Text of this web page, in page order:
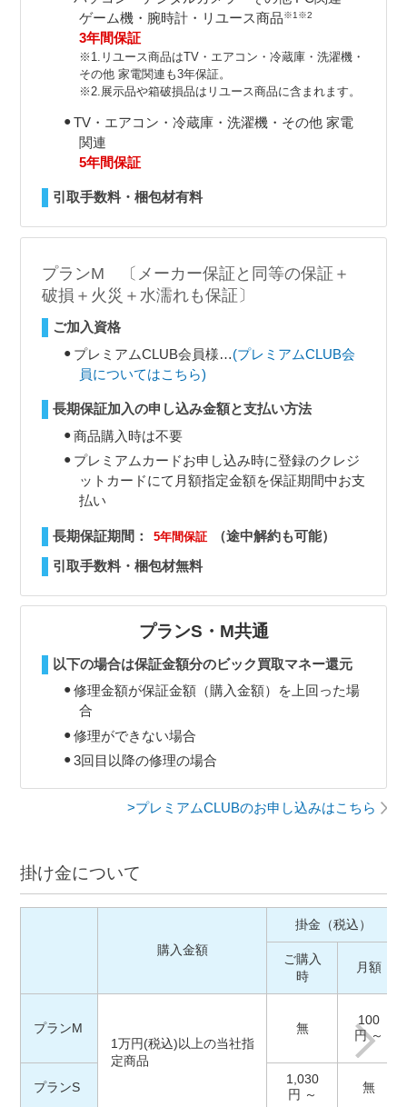
ゲーム機・腕時計・リユース商品※1 ※2
3年間保証
※1.リユース商品はTV・エアコン・冷蔵庫・洗濯機・
その他 家電関連も3年保証。
※2.展示品や箱破損品はリユース商品に含まれます。
TV・エアコン・冷蔵庫・洗濯機・その他 家電
関連
5年間保証
引取手数料・梱包材有料
プランM 〔メーカー保証と同等の保証＋
破損＋火災＋水濡れも保証〕
ご加入資格
プレミアムCLUB会員様…(プレミアムCLUB会
員についてはこちら)
長期保証加入の申し込み金額と支払い方法
商品購入時は不要
プレミアムカードお申し込み時に登録のクレジ
ットカードにて月額指定金額を保証期間中お支
払い
長期保証期間： 5年間保証
（途中解約も可能）
引取手数料・梱包材無料
プランS・M共通
以下の場合は保証金額分のビック買取マネー還元
修理金額が保証金額（購入金額）を上回った場
合
修理ができない場合
3回目以降の修理の場合
>プレミアムCLUBのお申し込みはこちら
掛け金について
購入金額
掛金（税込）
ご購入
時
月額
プランM
1万円(税込)以上の当社指
定商品
無
100
円 ～
プランS
1,030
円 ～
無